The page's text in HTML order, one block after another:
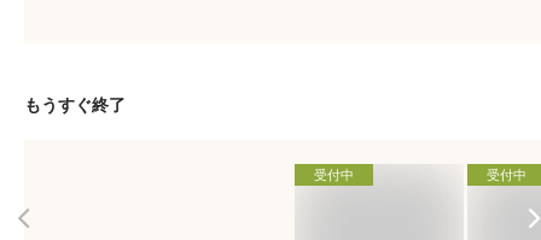
もうすぐ終了
受付中 受付中